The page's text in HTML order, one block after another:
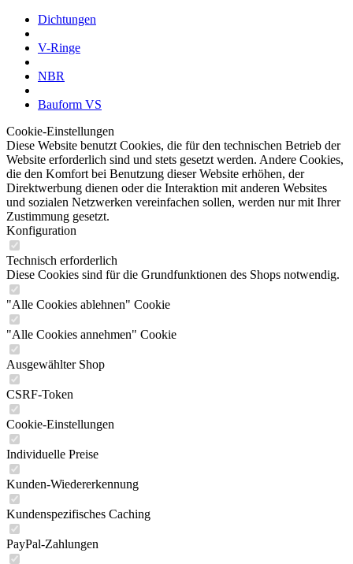
Dichtungen
V-Ringe
NBR
Bauform VS
Cookie-Einstellungen
Diese Website benutzt Cookies, die für den technischen Betrieb der
Website erforderlich sind und stets gesetzt werden. Andere Cookies,
die den Komfort bei Benutzung dieser Website erhöhen, der
Direktwerbung dienen oder die Interaktion mit anderen Websites
und sozialen Netzwerken vereinfachen sollen, werden nur mit Ihrer
Zustimmung gesetzt.
Konfiguration
Technisch erforderlich
Diese Cookies sind für die Grundfunktionen des Shops notwendig.
"Alle Cookies ablehnen" Cookie
"Alle Cookies annehmen" Cookie
Ausgewählter Shop
CSRF-Token
Cookie-Einstellungen
Individuelle Preise
Kunden-Wiedererkennung
Kundenspezifisches Caching
PayPal-Zahlungen